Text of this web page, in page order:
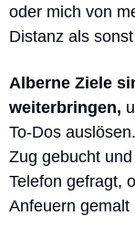
oder mich von
Distanz als
Alberne Ziele
weiterbringen,
To-Dos
Zug gebucht
Telefon gefragt,
Anfeuern gemalt